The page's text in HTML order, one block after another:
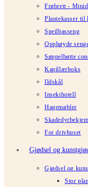
Frøbrett -
Plantekasser til
Speilbasseng
Opphøyde
Søppelbøtte
Kapillærboks
Ildskål
Insekthotell
Hagemøbler
For drivhuset
Gjødsel og
Gjødsel og
Stor